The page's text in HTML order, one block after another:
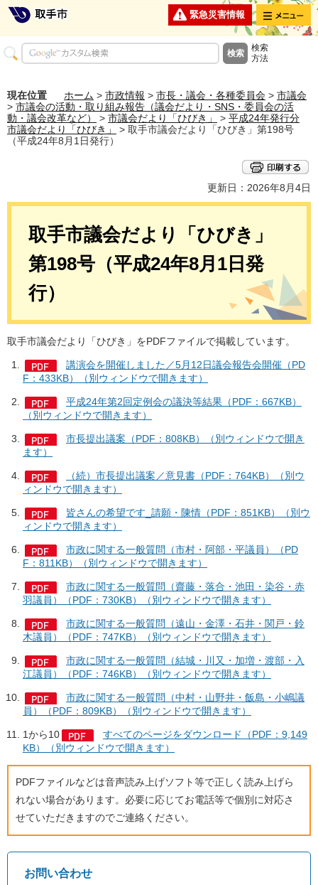
緊急災害情報 メニュー
検索
方法
現在位置 ホーム > 市政情報 > 市長・議会・各種委員会 > 市議会
> 市議会の活動・取り組み報告（議会だより・SNS・委員会の活
動・議会改革など）
> 市議会だより「ひびき」 > 平成24年発行分
市議会だより「ひびき」
> 取手市議会だより「ひびき」第198号
（平成24年8月1日発行）
更新日：2026年8月4日
取手市議会だより「ひびき」
第198号（平成24年8月1日発
行）
取手市議会だより「ひびき」をPDFファイルで掲載しています。
講演会を開催しました／5月12日議会報告会開催（PD
F：433KB）（別ウィンドウで開きます）
平成24年第2回定例会の議決等結果（PDF：667KB）
（別ウィンドウで開きます）
市長提出議案（PDF：808KB）（別ウィンドウで開き
ます）
（続）市長提出議案／意見書（PDF：764KB）（別ウ
ィンドウで開きます）
皆さんの希望です_請願・陳情（PDF：851KB）（別ウ
ィンドウで開きます）
市政に関する一般質問（市村・阿部・平議員）（PD
F：811KB）（別ウィンドウで開きます）
市政に関する一般質問（齋藤・落合・池田・染谷・赤
羽議員）（PDF：730KB）（別ウィンドウで開きます）
市政に関する一般質問（遠山・金澤・石井・関戸・鈴
木議員）（PDF：747KB）（別ウィンドウで開きます）
市政に関する一般質問（結城・川又・加増・渡部・入
江議員）（PDF：746KB）（別ウィンドウで開きます）
市政に関する一般質問（中村・山野井・飯島・小嶋議
員）（PDF：809KB）（別ウィンドウで開きます）
1から10
すべてのページをダウンロード（PDF：9,149
KB）（別ウィンドウで開きます）
PDFファイルなどは音声読み上げソフト等で正しく読み上げら
れない場合があります。必要に応じてお電話等で個別に対応さ
せていただきますのでご連絡ください。
お問い合わせ